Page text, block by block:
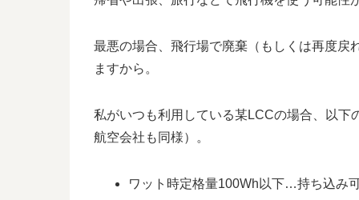
最悪の場合、飛行場で廃棄（もしくは再度戻
ますから。
私がいつも利用している某LCCの場合、以下
航空会社も同様）。
ワット時定格量100Wh以下…持ち込み